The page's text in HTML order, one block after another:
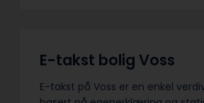
E-takst bolig Voss
E-takst på Voss er en enkel